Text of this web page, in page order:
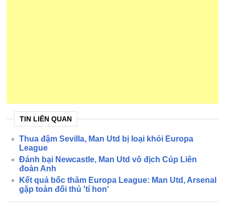
TIN LIÊN QUAN
Thua đậm Sevilla, Man Utd bị loại khỏi Europa
League
Đánh bại Newcastle, Man Utd vô địch Cúp Liên
đoàn Anh
Kết quả bốc thăm Europa League: Man Utd, Arsenal
gặp toàn đối thủ 'tí hon'